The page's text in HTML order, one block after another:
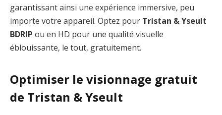
garantissant ainsi une expérience immersive, peu
importe votre appareil. Optez pour Tristan & Yseult
BDRIP ou en HD pour une qualité visuelle
éblouissante, le tout, gratuitement.
Optimiser le visionnage gratuit
de Tristan & Yseult